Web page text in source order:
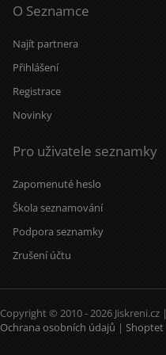
O Seznamce
Najít partnera
Přihlášení
Registrace
Novinky
Pro uživatele seznamky
Zapomenuté heslo
Škola seznamování
Podpora seznamky
Zrušení účtu
Copyright © 2010 - 2026 Jiskreni.cz |
Ochrana osobních údajů | Shoptet